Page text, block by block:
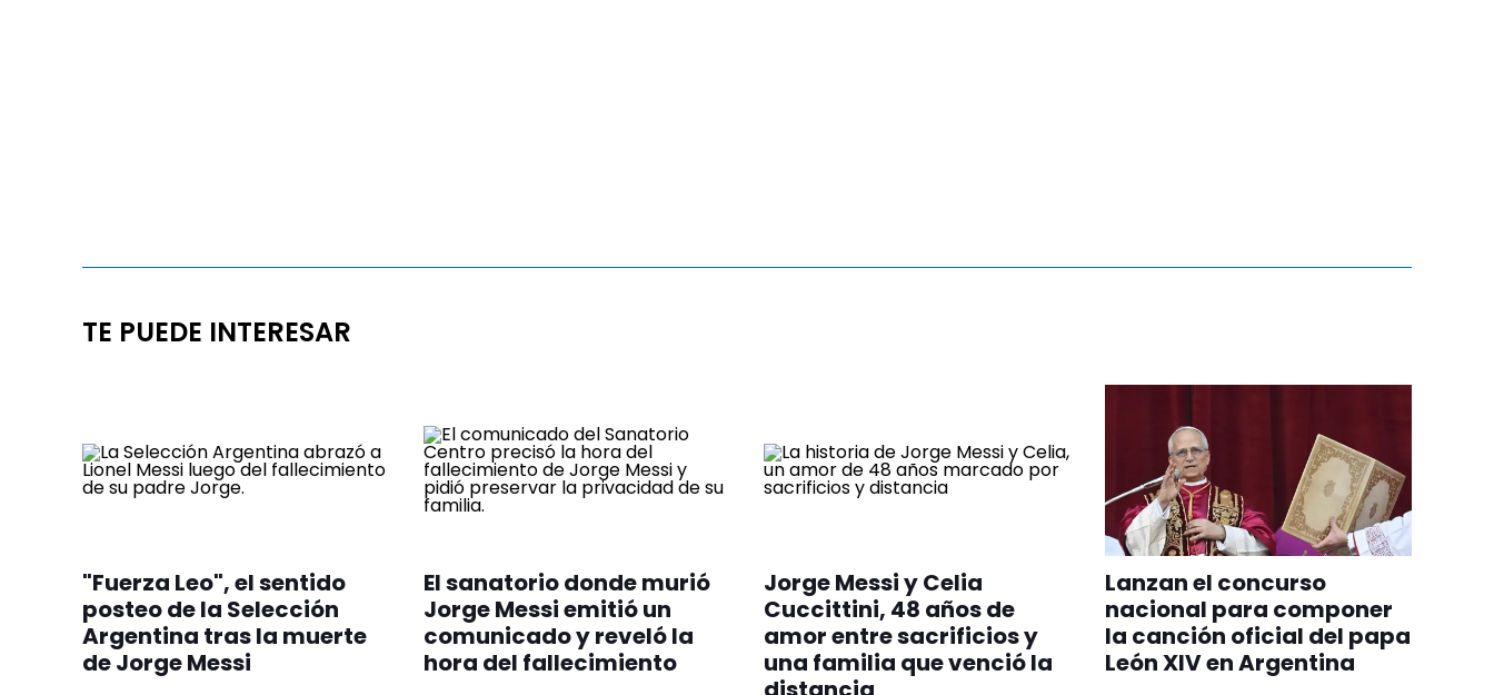
TE PUEDE INTERESAR
"Fuerza Leo", el sentido
posteo de la Selección
Argentina tras la muerte
de Jorge Messi
El sanatorio donde murió
Jorge Messi emitió un
comunicado y reveló la
hora del fallecimiento
Jorge Messi y Celia
Cuccittini, 48 años de
amor entre sacrificios y
una familia que venció la
Lanzan el concurso
nacional para componer
la canción oficial del papa
León XIV en Argentina